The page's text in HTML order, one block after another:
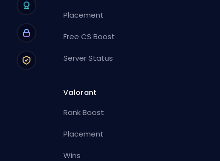
Placement
Free CS Boost
Server Status
Valorant
Rank Boost
Placement
Wins